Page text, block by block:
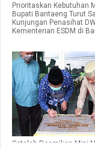
Prioritaskan Kebutuhan
Bupati Bantaeng Turut
Kunjungan Penasihat
Kementerian ESDM di
Setelah Resmikan Mini